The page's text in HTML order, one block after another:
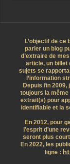
L’objectif de ce
parler un blog
d’extraire de
article, un billet
sujets se
l’information
Depuis fin 2009,
toujours la même
extrait(s) pour
identifiable et la
En 2012, pour
l’esprit d’une
seront plus
En 2022, les
ligne :